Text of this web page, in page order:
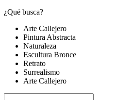
¿Qué busca?
Arte Callejero
Pintura Abstracta
Naturaleza
Escultura Bronce
Retrato
Surrealismo
Arte Callejero